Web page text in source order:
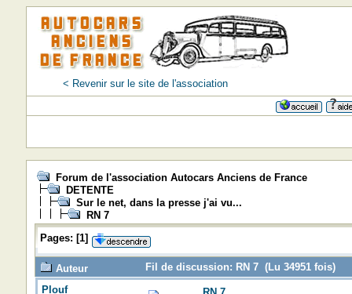
< Revenir sur le site de l'association
Forum de l'association Autocars Anciens de France
DETENTE
Sur le net, dans la presse j'ai vu...
RN 7
Pages: [1]
Auteur
Fil de discussion: RN 7 (Lu 34951 fois)
Plouf